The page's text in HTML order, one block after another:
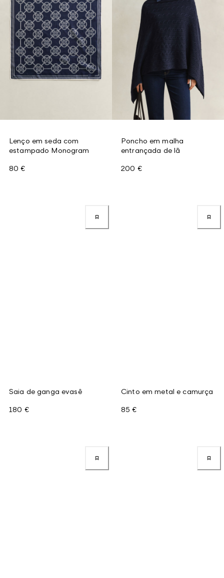
Lenço em seda com
estampado Monogram
80 €
Poncho em malha
entrançada de lã
200 €
Saia de ganga evasê
180 €
Cinto em metal e camurça
85 €